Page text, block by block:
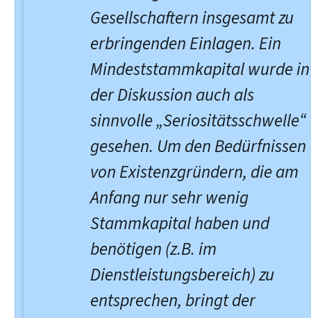
Gesellschaftern insgesamt zu
erbringenden Einlagen. Ein
Mindeststammkapital wurde in
der Diskussion auch als
sinnvolle „Seriositätsschwelle“
gesehen. Um den Bedürfnissen
von Existenzgründern, die am
Anfang nur sehr wenig
Stammkapital haben und
benötigen (z.B. im
Dienstleistungsbereich) zu
entsprechen, bringt der